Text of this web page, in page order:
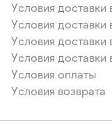
Условия доставки
Условия доставки
Условия доставки
Условия доставки
Условия оплаты
Условия возврата